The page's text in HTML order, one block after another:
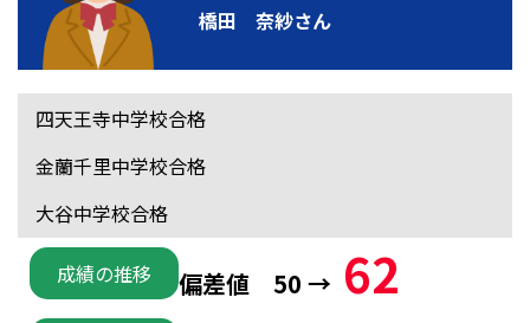
橋田 奈紗さん
四天王寺中学校合格
金蘭千里中学校合格
大谷中学校合格
成績の推移 偏差値 50 → 62